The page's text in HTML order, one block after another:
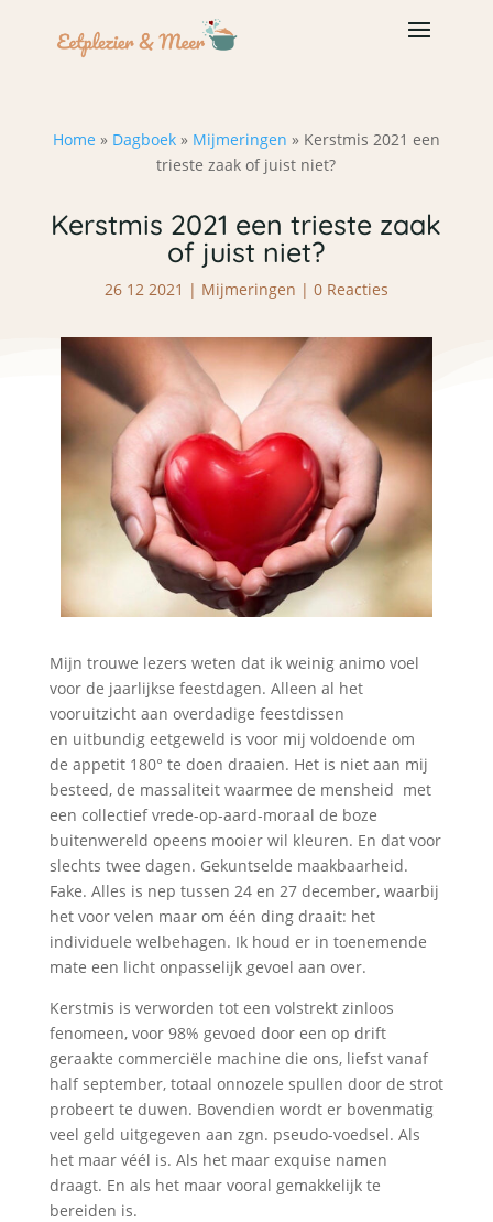
Home » Dagboek» Mijmeringen » Kerstmis 2021 een
trieste zaak of juist niet?
Kerstmis 2021 een trieste zaak
of juist niet?
26 12 2021 | Mijmeringen | 0 Reacties
Mijn trouwe lezers weten dat ik weinig animo voel
voor de jaarlijkse feestdagen. Alleen al het
vooruitzicht aan overdadige feestdissen
en uitbundig eetgeweld is voor mij voldoende om
de appetit 180° te doen draaien. Het is niet aan mij
besteed, de massaliteit waarmee de mensheid met
een collectief vrede-op-aard-moraal de boze
buitenwereld opeens mooier wil kleuren. En dat voor
slechts twee dagen. Gekuntselde maakbaarheid.
Fake. Alles is nep tussen 24 en 27 december, waarbij
het voor velen maar om één ding draait: het
individuele welbehagen. Ik houd er in toenemende
mate een licht onpasselijk gevoel aan over.
Kerstmis is verworden tot een volstrekt zinloos
fenomeen, voor 98% gevoed door een op drift
geraakte commerciële machine die ons, liefst vanaf
half september, totaal onnozele spullen door de strot
probeert te duwen. Bovendien wordt er bovenmatig
veel geld uitgegeven aan zgn. pseudo-voedsel. Als
het maar véél is. Als het maar exquise namen
draagt. En als het maar vooral gemakkelijk te
bereiden is.